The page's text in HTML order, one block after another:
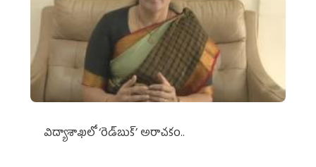
విద్యాశాఖలో ‘రెడ్‌బుక్’ అరాచకం..